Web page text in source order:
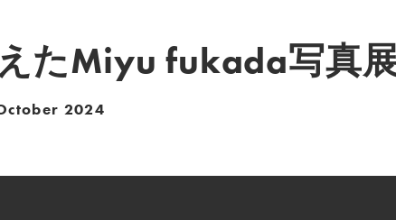
たMiyu fukada写真
2024